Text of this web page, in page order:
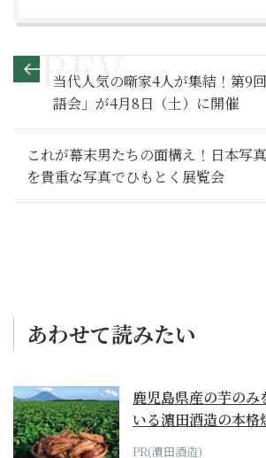
当代人気の噺家4人が集結！第9
語会」が4月8日（土）に開催
これが幕末男たちの面構え！日本写
を貴重な写真でひもとく展覧会
あわせて読みたい
鹿児島県産の芋のみ
いる濵田酒造の本格
PR(濵田酒造)